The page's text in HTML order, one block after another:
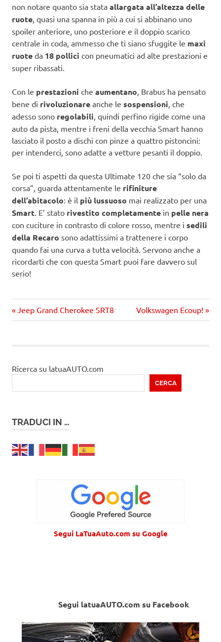
non notare quanto sia stata allargata all’altezza delle
ruote , quasi una spanna in più a cui si abbinano uno
spoiler anteriore, uno posteriore e il doppio scarico
centrale in coda, ammesso che ti siano sfuggite le maxi
ruote da 18 pollici con pneumatici ad alte prestazioni e
super ribassati.
Con le prestazioni che aumentano , Brabus ha pensato
bene di rivoluzionare anche le sospensioni , che
adesso sono regolabili , quindi perfino rigide come una
auto da pista, mentre i freni della vecchia Smart hanno
lasciato il posto a dischi con pinze a quattro pistoncini:
per intenderci, sono adatte a vetture pesanti il doppio.
Se poi ti aspetti da questa Ultimate 120 che sia “solo da
corsa”, guarda attentamente le rifiniture
dell’abitacolo: è il più lussuoso mai realizzato per una
Smart . E’ stato rivestito completamente in pelle nera
con cuciture in contrasto di colore rosso, mentre i sedili
della Recaro sono adattissimi a trattenere i corpo
quando fai una curva a tutta velocità. Servono anche a
ricordarti che con questa Smart puoi fare davvero sul
serio!
Navigazione
Precedente
articolo:
Jeep Grand Cherokee SRT8
Prossimo
articolo
Volkswagen Ecoup!
Ricerca su latuaAUTO.com
CERCA
TRADUCI IN …
Segui LaTuaAuto.com su Google
Segui latuaAUTO.com su Facebook